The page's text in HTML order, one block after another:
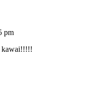
pm
kawai!!!!!